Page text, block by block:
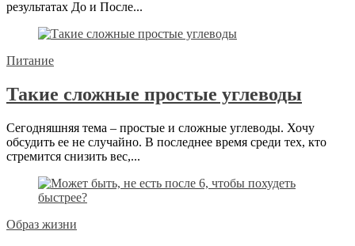
результатах До и После...
Питание
Такие сложные простые углеводы
Сегодняшняя тема – простые и сложные углеводы. Хочу
обсудить ее не случайно. В последнее время среди тех, кто
стремится снизить вес,...
Образ жизни